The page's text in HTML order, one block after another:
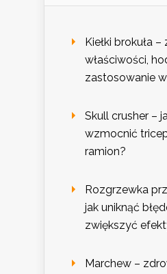
Kiełki brokuła
właściwości,
zastosowanie
Skull crusher –
wzmocnić
ramion?
Rozgrzewka
jak uniknąć
zwiększyć
Marchew –